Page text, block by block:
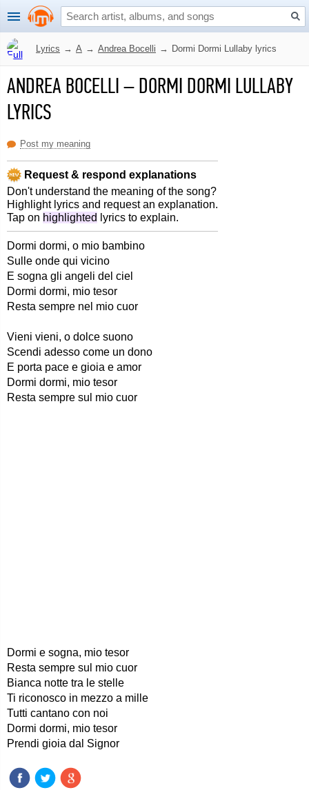
Lyrics → A → Andrea Bocelli → Dormi Dormi Lullaby lyrics
ANDREA BOCELLI–DORMI DORMI LULLABY
LYRICS
Post my meaning
Request & respond explanations
Don't understand the meaning of the song?
Highlight lyrics and request an explanation.
Tap on highlighted lyrics to explain.
Dormi dormi, o mio bambino
Sulle onde qui vicino
E sogna gli angeli del ciel
Dormi dormi, mio tesor
Resta sempre nel mio cuor
Vieni vieni, o dolce suono
Scendi adesso come un dono
E porta pace e gioia e amor
Dormi dormi, mio tesor
Resta sempre sul mio cuor
Dormi e sogna, mio tesor
Resta sempre sul mio cuor
Bianca notte tra le stelle
Ti riconosco in mezzo a mille
Tutti cantano con noi
Dormi dormi, mio tesor
Prendi gioia dal Signor